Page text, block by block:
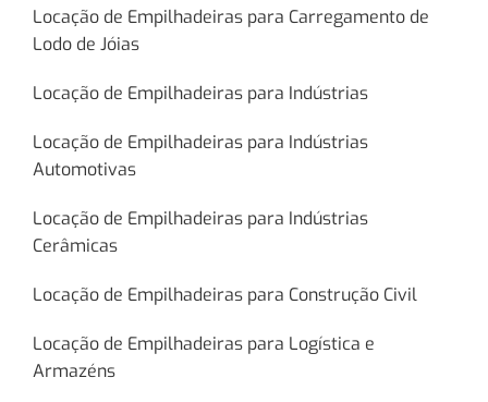
Locação de Empilhadeiras para Carregamento de
Lodo de Jóias
Locação de Empilhadeiras para Indústrias
Locação de Empilhadeiras para Indústrias
Automotivas
Locação de Empilhadeiras para Indústrias
Cerâmicas
Locação de Empilhadeiras para Construção Civil
Locação de Empilhadeiras para Logística e
Armazéns